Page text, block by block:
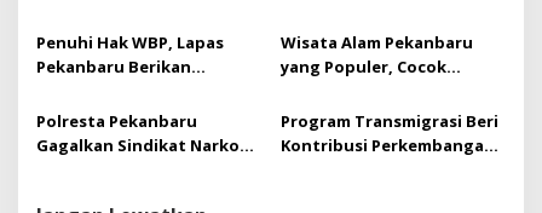
Dilindungi dan Dihormati
Silaturrahmi Pimpinan PT.
Bumi Siak Pusako (BSP)
Penuhi Hak WBP, Lapas
Pekanbaru Berikan
Kepada 12 Orang WBP
Wisata Alam Pekanbaru
yang Populer, Cocok
Akhir Tahun
Polresta Pekanbaru
Gagalkan Sindikat Narkoba
Program Transmigrasi Beri
Kontribusi Perkembangan